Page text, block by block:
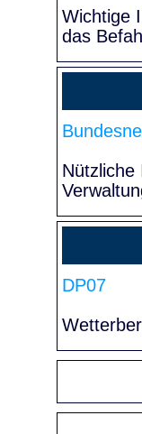
Wichtige
das
Nützliche
DP07